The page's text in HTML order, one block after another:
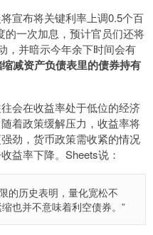
宣布将关键利率上调0.5个百
的一次加息，预计官员们还将
，并暗示今年余下时间会有
减资产负债表里的债券持有
会在收益率处于低位的经济
着政策缓解压力，收益率将
劲，货币政策需收紧的情况
益率下降。Sheets说：
的历史表明，量化宽松不
也并不意味着利空债券。”